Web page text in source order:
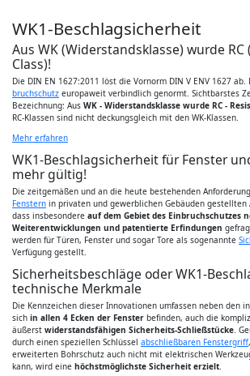
WK1-Beschlagsicherheit
Aus WK (Widerstandsklasse) wurde RC
Class)!
Die DIN EN 1627:2011 löst die Vornorm DIN V ENV 1627
bruchschutz europaweit verbindlich genormt. Sichtbarstes
Bezeichnung: Aus WK - Wi­derstandsklasse wurde RC -
RC-Klassen sind nicht deckungsgleich mit den WK-Klassen.
Mehr erfahren
WK1-Beschlagsicherheit für Fenster
mehr gültig!
Die zeitgemäßen und an die heute bestehenden
Fenstern in privaten und gewerblichen Gebäuden gestellten
dass insbesondere auf dem Gebiet des Einbruchschutzes
Weiterentwicklungen und patentierte Erfindungen
werden für Türen, Fenster und sogar Tore als sogenannte
Verfügung gestellt.
Sicherheitsbeschläge oder WK1-
technische Merkmale
Die Kennzeichen dieser Innovationen umfassen neben den
sich in allen 4 Ecken der Fenster befinden, auch die
äußerst widerstandsfähigen Sicherheits-Schließstücke.
durch einen speziellen Schlüssel abschließbaren Fenstergriff
erweiterten Bohrschutz auch nicht mit elektrischen
kann, wird eine höchstmöglichste Sicherheit erzielt.